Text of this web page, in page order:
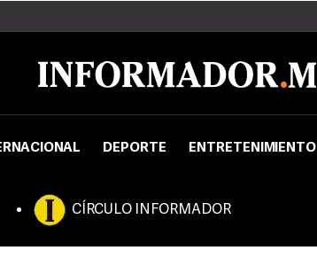
DEPORTE ENTRETENIMIENTO
CÍRCULO INFORMADOR